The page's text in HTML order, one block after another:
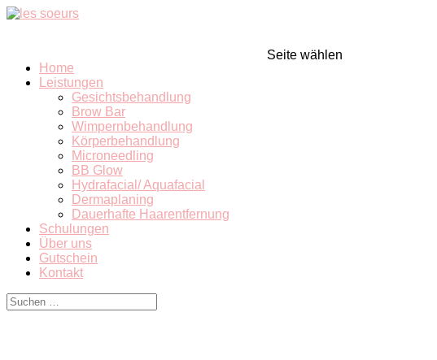
Home
Leistungen
Gesichtsbehandlung
Brow Bar
Wimpernbehandlung
Körperbehandlung
Microneedling
BB Glow
Hydrafacial/ Aquafacial
Dermaplaning
Dauerhafte Haarentfernung
Schulungen
Über uns
Gutschein
Kontakt
Seite wählen